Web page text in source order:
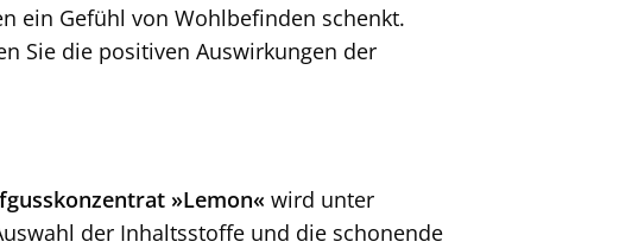
ein Gefühl von Wohlbefinden schenkt.
Sie die positiven Auswirkungen der
»Lemon« wird unter
der Inhaltsstoffe und die schonende